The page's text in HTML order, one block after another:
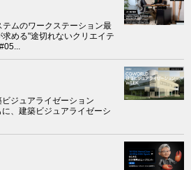
テムのワークステーション最
める"途切れないクリエイテ
ジュアライゼーション
、建築ビジュアライゼーシ